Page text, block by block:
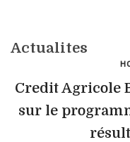
Actualites
Credit Agricole
sur le